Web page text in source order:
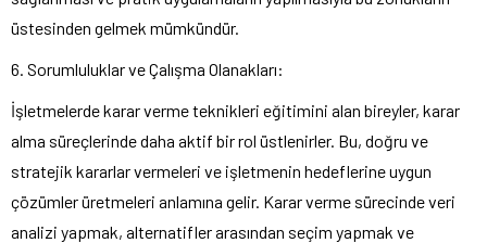
üstesinden gelmek mümkündür.
6. Sorumluluklar ve Çalışma Olanakları:
İşletmelerde karar verme teknikleri eğitimini alan bireyler, karar
alma süreçlerinde daha aktif bir rol üstlenirler. Bu, doğru ve
stratejik kararlar vermeleri ve işletmenin hedeflerine uygun
çözümler üretmeleri anlamına gelir. Karar verme sürecinde veri
analizi yapmak, alternatifler arasından seçim yapmak ve